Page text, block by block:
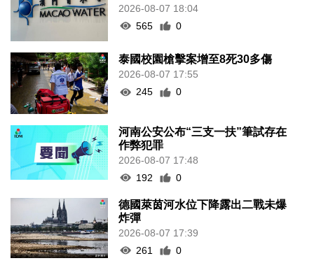
2026-08-07 18:04
565
0
泰國校園槍擊案增至8死30多傷
2026-08-07 17:55
245
0
河南公安公布“三支一扶”筆試存在
作弊犯罪
2026-08-07 17:48
192
0
德國萊茵河水位下降露出二戰未爆
炸彈
2026-08-07 17:39
261
0